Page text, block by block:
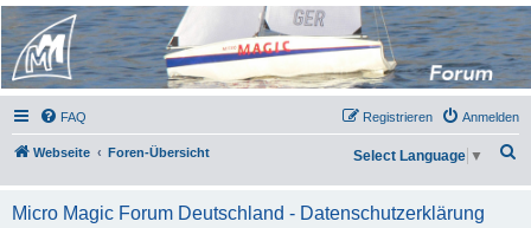
Micro Magic Forum
Deutschland
FAQ Anmelden
Registrieren
Webseite Foren-Übersicht Select Language ▼
Micro Magic Forum Deutschland - Datenschutzerklärung